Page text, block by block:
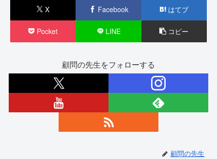
X Facebook はてブ
Pocket LINE コピー
顧問の先生をフォローする
顧問の先生